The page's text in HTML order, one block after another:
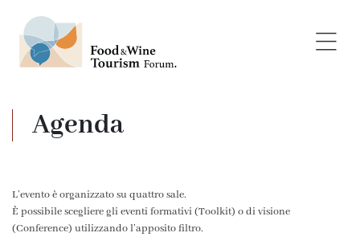
Agenda
L’evento è organizzato su quattro sale.
È possibile scegliere gli eventi formativi (Toolkit) o di visione
(Conference) utilizzando l’apposito filtro.